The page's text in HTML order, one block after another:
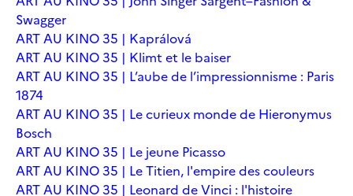
Swagger
ART AU KINO 35 | Kaprálová
ART AU KINO 35 | Klimt et le baiser
ART AU KINO 35 | L’aube de l’impressionnisme : Paris
1874
ART AU KINO 35 | Le curieux monde de Hieronymus
Bosch
ART AU KINO 35 | Le jeune Picasso
ART AU KINO 35 | Le Titien, l'empire des couleurs
ART AU KINO 35 | Leonard de Vinci : l'histoire